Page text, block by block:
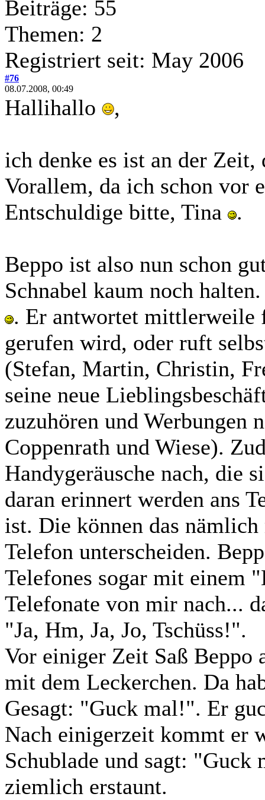
Beiträge: 55
Themen: 2
Registriert seit: May 2006
#76
08.07.2008, 00:49
Hallihallo ,
ich denke es ist an der
Vorallem, da ich schon vor
Entschuldige bitte, Tina
.
Beppo ist also nun schon
Schnabel kaum noch
. Er antwortet mittlerweile
gerufen wird, oder ruft
(Stefan, Martin, Christin,
seine neue
zuzuhören und Werbungen
Coppenrath und Wiese).
Handygeräusche nach, die
daran erinnert werden ans
ist. Die können das
Telefon unterscheiden.
Telefones sogar mit einem
Telefonate von mir nach...
"Ja, Hm, Ja, Jo, Tschüss!".
Vor einiger Zeit Saß Beppo
mit dem Leckerchen. Da
Gesagt: "Guck mal!". Er
Nach einigerzeit kommt er
Schublade und sagt:
ziemlich erstaunt.